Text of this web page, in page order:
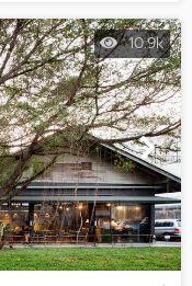
10.9k